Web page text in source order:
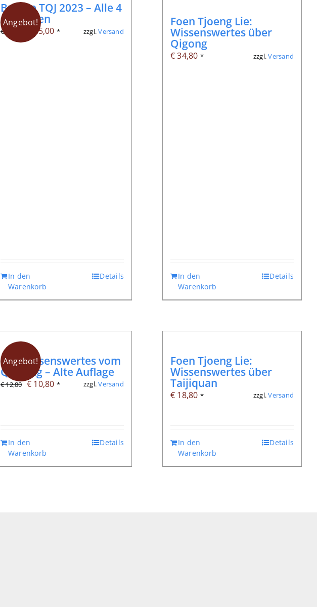
Angebot!
Bundle TQJ 2023 – Alle 4
Ausgaben
€
Ursprünglicher
Preis
25,00Aktueller
* zzgl.Versand
In den
Warenkorb
Details
Foen Tjoeng Lie:
Wissenswertes über
Qigong
€34,80 * zzgl.Versand
In den
Warenkorb
Details
Angebot!
Lie: Wissenswertes vom
Qi-Gong – Alte Auflage
€12,80 Ursprünglicher
€ 10,80Aktueller
* zzgl.Versand
In den
Warenkorb
Details
Foen Tjoeng Lie:
Wissenswertes über
Taijiquan
€ 18,80 * zzgl.Versand
In den
Warenkorb
Details